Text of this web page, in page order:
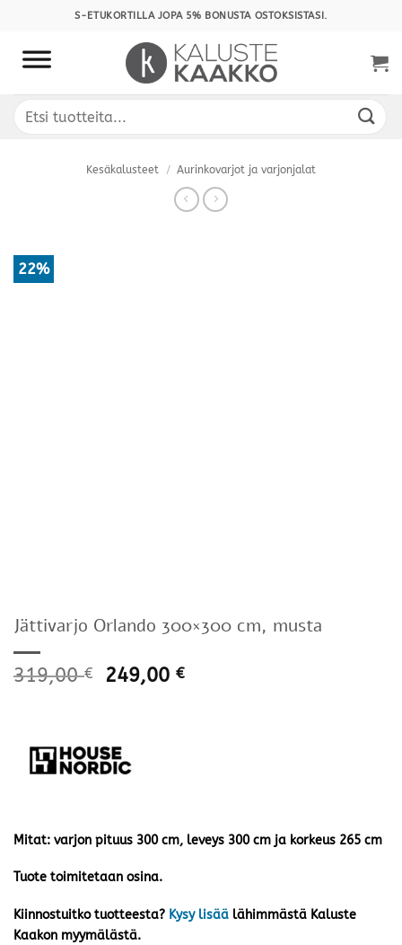
content
S-ETUKORTILLA JOPA 5% BONUSTA OSTOKSISTASI.
Etsi:
Kesäkalusteet / Aurinkovarjot ja varjonjalat
22%
Jättivarjo Orlando 300×300 cm, musta
319,00€ 249,00€
Mitat: varjon pituus 300 cm, leveys 300 cm ja korkeus 265 cm
Tuote toimitetaan osina.
Kiinnostuitko tuotteesta? Kysy lisää lähimmästä Kaluste
Kaakon myymälästä.